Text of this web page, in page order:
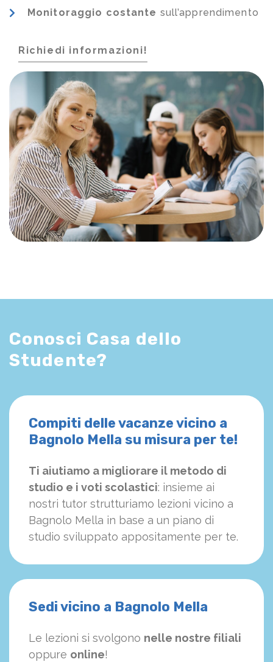
Monitoraggio costante sull’apprendimento
Richiedi informazioni!
Conosci Casa dello
Studente?
Compiti delle vacanze vicino a
Bagnolo Mella su misura per te!
Ti aiutiamo a migliorare il metodo di
studio e i voti scolastici: insieme ai
nostri tutor strutturiamo lezioni vicino a
Bagnolo Mella in base a un piano di
studio sviluppato appositamente per te.
Sedi vicino a Bagnolo Mella
Le lezioni si svolgono nelle nostre filiali
oppure online!